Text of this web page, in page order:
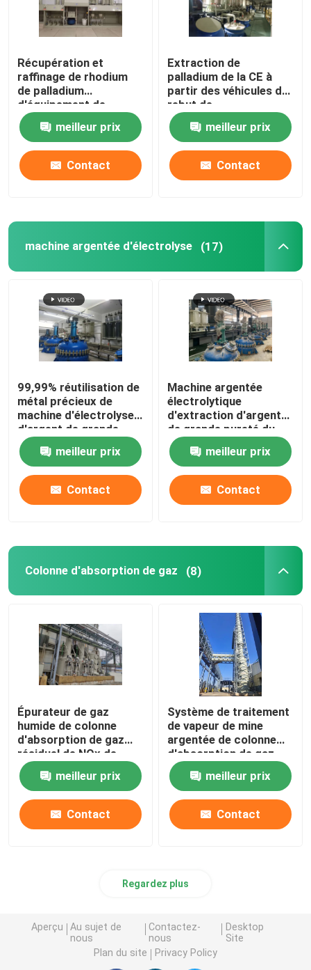
Récupération et
raffinage de rhodium
de palladium
d'équipement de
raffinage de platine
d'industrie
pétrochimique
meilleur prix
Contact
Extraction de
palladium de la CE à
partir des véhicules de
rebut de
convertisseurs
catalytiquesmeilleur prix
Contact
machine argentée d'électrolyse (17)
99,99% réutilisation de
métal précieux de
machine d'électrolyse
d'argent de grande
pureté
meilleur prix
Contact
Machine argentée
électrolytique
d'extraction d'argent
de grande pureté du
système 99,99% de
récupérationmeilleur prix
Contact
Colonne d'absorption de gaz (8)
Épurateur de gaz
humide de colonne
d'absorption de gaz
résiduel de NOx de
mine de cuivre
meilleur prix
Contact
Système de traitement
de vapeur de mine
argentée de colonne
d'absorption de gaz
résiduel de forte
concentration
meilleur prix
Contact
Regardez plus
Aperçu
Au sujet de
nous
Contactez-
nous
Desktop
Site
Plan du site
Privacy Policy